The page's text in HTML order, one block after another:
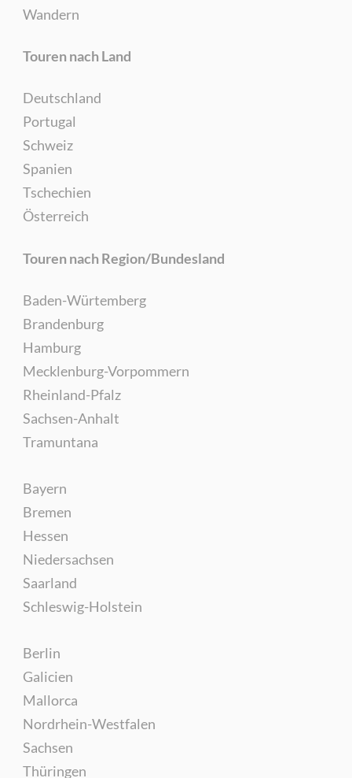
Wandern
Touren nach Land
Deutschland
Portugal
Schweiz
Spanien
Tschechien
Österreich
Touren nach Region/Bundesland
Baden-Würtemberg
Brandenburg
Hamburg
Mecklenburg-Vorpommern
Rheinland-Pfalz
Sachsen-Anhalt
Tramuntana
Bayern
Bremen
Hessen
Niedersachsen
Saarland
Schleswig-Holstein
Berlin
Galicien
Mallorca
Nordrhein-Westfalen
Sachsen
Thüringen